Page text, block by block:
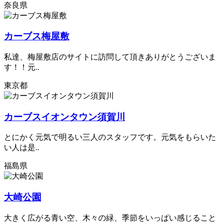
奈良県
カーブス梅屋敷
私達、梅屋敷店のサイトに訪問して頂きありがとうございま
す！！元..
東京都
カーブスイオンタウン須賀川
とにかく元気で明るい三人のスタッフです。元気をもらいた
い人は是..
福島県
大崎公園
大きく広がる青い空、木々の緑、季節をいっぱい感じること